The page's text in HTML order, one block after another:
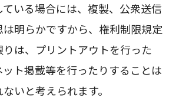
いる場合には、複製、公衆送信
明らかですから、権利制限規定
は、プリントアウトを行った
ット掲載等を行ったりすることは
いと考えられます。